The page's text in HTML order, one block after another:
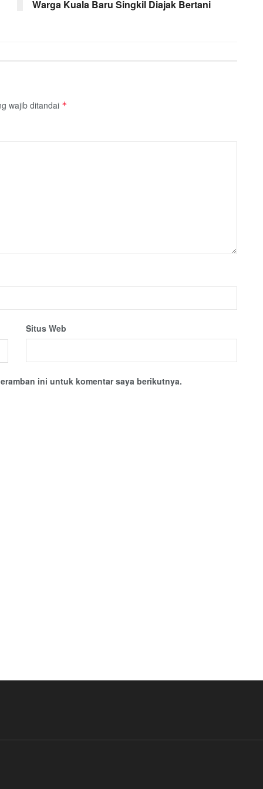
Warga Kuala Baru Singkil Diajak Bertani
wajib ditandai *
Situs Web
ini untuk komentar saya berikutnya.